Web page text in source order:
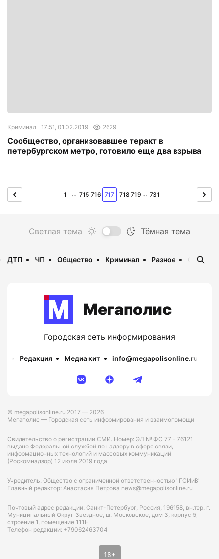
Криминал 17:51, 01.02.2019 2629
Сообщество, организовавшее теракт в
петербургском метро, готовило еще два взрыва
1 … 715 716 717 718 719 … 731
ДТП ЧП Общество Криминал Разное
Мегаполис
Городская сеть информирования
Редакция Медиа кит info@megapolisonline.ru
© megapolisonline.ru 2017 — 2026
Мегаполис — Городская сеть информирования и взаимопомощи
Свидетельство о регистрации СМИ. Номер: ЭЛ № ФС 77 – 76121
выдано Федеральной службой по надзору в сфере связи,
информационных технологий и массовых коммуникаций
(Роскомнадзор) 12 июля 2019 года
Учредитель: Общество с ограниченной ответственностью "ГСИиВ"
Главный редактор: Анастасия Петрова news@megapolisonline.ru
Почтовый адрес редакции: Санкт-Петербург, Россия, 196158, вн.тер. г.
Муниципальный Округ Звездное, ш. Московское, дом 3, корпус 5,
строение 1, помещение 111Н
Телефон редакции: +79062463704
18+